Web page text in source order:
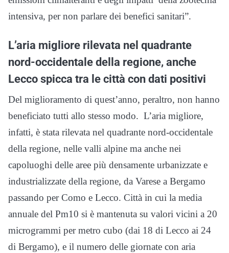
intensiva, per non parlare dei benefici sanitari”.
L’aria migliore rilevata nel quadrante
nord-occidentale della regione, anche
Lecco spicca tra le città con dati positivi
Del miglioramento di quest’anno, peraltro, non hanno
beneficiato tutti allo stesso modo. L’aria migliore,
infatti, è stata rilevata nel quadrante nord-occidentale
della regione, nelle valli alpine ma anche nei
capoluoghi delle aree più densamente urbanizzate e
industrializzate della regione, da Varese a Bergamo
passando per Como e Lecco. Città in cui la media
annuale del Pm10 si è mantenuta su valori vicini a 20
microgrammi per metro cubo (dai 18 di Lecco ai 24
di Bergamo), e il numero delle giornate con aria